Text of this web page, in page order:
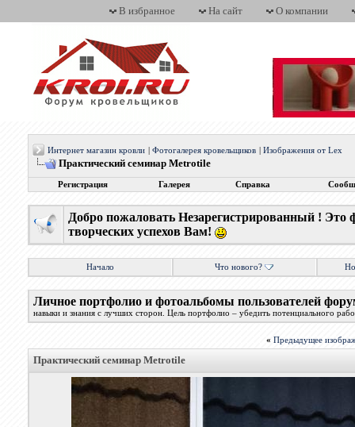
В избранное На сайт О компании
Интернет магазин кровли Фотогалерея кровельщиков Изображения от Lex
Практический семинар Metrotile
Регистрация Галерея Справка
Добро пожаловать Незарегистрированный !
творческих успехов Вам!
Начало Что нового?
Личное портфолио и фотоальбомы пользователей
навыки и знания с лучших сторон. Цель портфолио – убедить потенциального
« Предыдущее
Практический семинар Metrotile